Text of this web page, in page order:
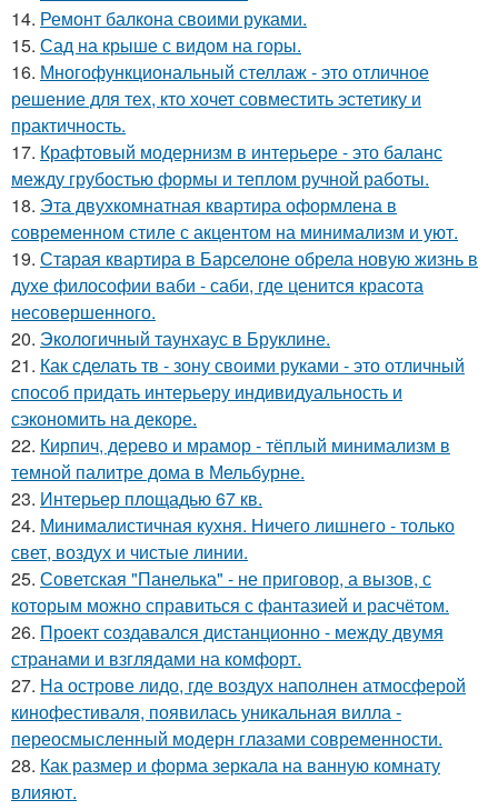
14. Ремонт балкона своими руками.
15. Сад на крыше с видом на горы.
16. Многофункциональный стеллаж - это отличное
решение для тех, кто хочет совместить эстетику и
практичность.
17. Крафтовый модернизм в интерьере - это баланс
между грубостью формы и теплом ручной работы.
18. Эта двухкомнатная квартира оформлена в
современном стиле с акцентом на минимализм и уют.
19. Старая квартира в Барселоне обрела новую жизнь в
духе философии ваби - саби, где ценится красота
несовершенного.
20. Экологичный таунхаус в Бруклине.
21. Как сделать тв - зону своими руками - это отличный
способ придать интерьеру индивидуальность и
сэкономить на декоре.
22. Кирпич, дерево и мрамор - тёплый минимализм в
темной палитре дома в Мельбурне.
23. Интерьер площадью 67 кв.
24. Минималистичная кухня. Ничего лишнего - только
свет, воздух и чистые линии.
25. Советская "Панелька" - не приговор, а вызов, с
которым можно справиться с фантазией и расчётом.
26. Проект создавался дистанционно - между двумя
странами и взглядами на комфорт.
27. На острове лидо, где воздух наполнен атмосферой
кинофестиваля, появилась уникальная вилла -
переосмысленный модерн глазами современности.
28. Как размер и форма зеркала на ванную комнату
влияют.